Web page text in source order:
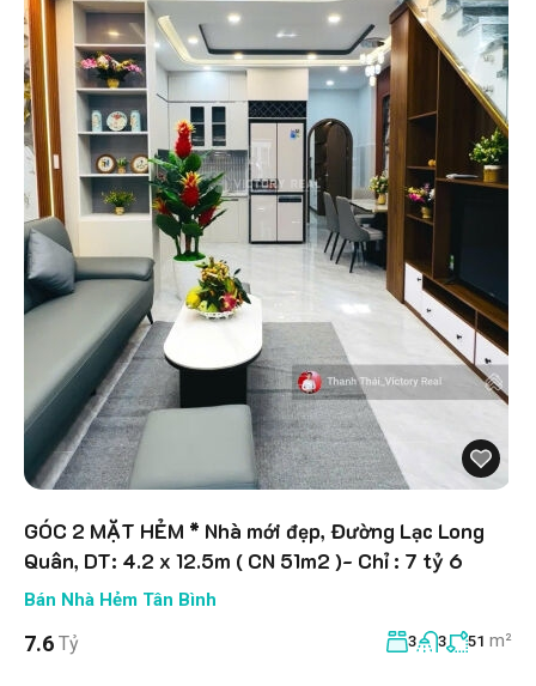
GÓC 2 MẶT HẺM * Nhà mới đẹp, Đường Lạc Long
Quân, DT: 4.2 x 12.5m ( CN 51m2 )- Chỉ : 7 tỷ 6
Bán Nhà Hẻm Tân Bình
7.6 Tỷ 3 3 51 m²